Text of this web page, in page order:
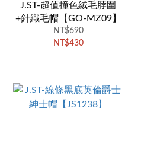
J.ST-超值撞色絨毛脖圍
+針織毛帽【GO-MZ09】
NT$690
NT$430